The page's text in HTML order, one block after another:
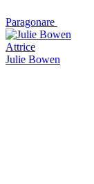
Paragonare
Attrice
Julie Bowen